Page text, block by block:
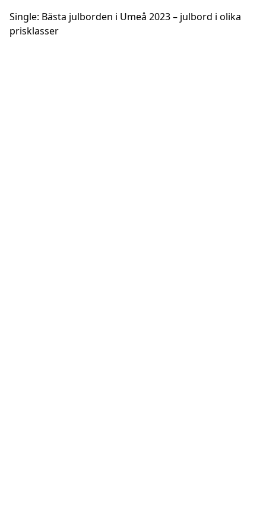
Single: Bästa julborden i Umeå 2023 – julbord i olika
prisklasser